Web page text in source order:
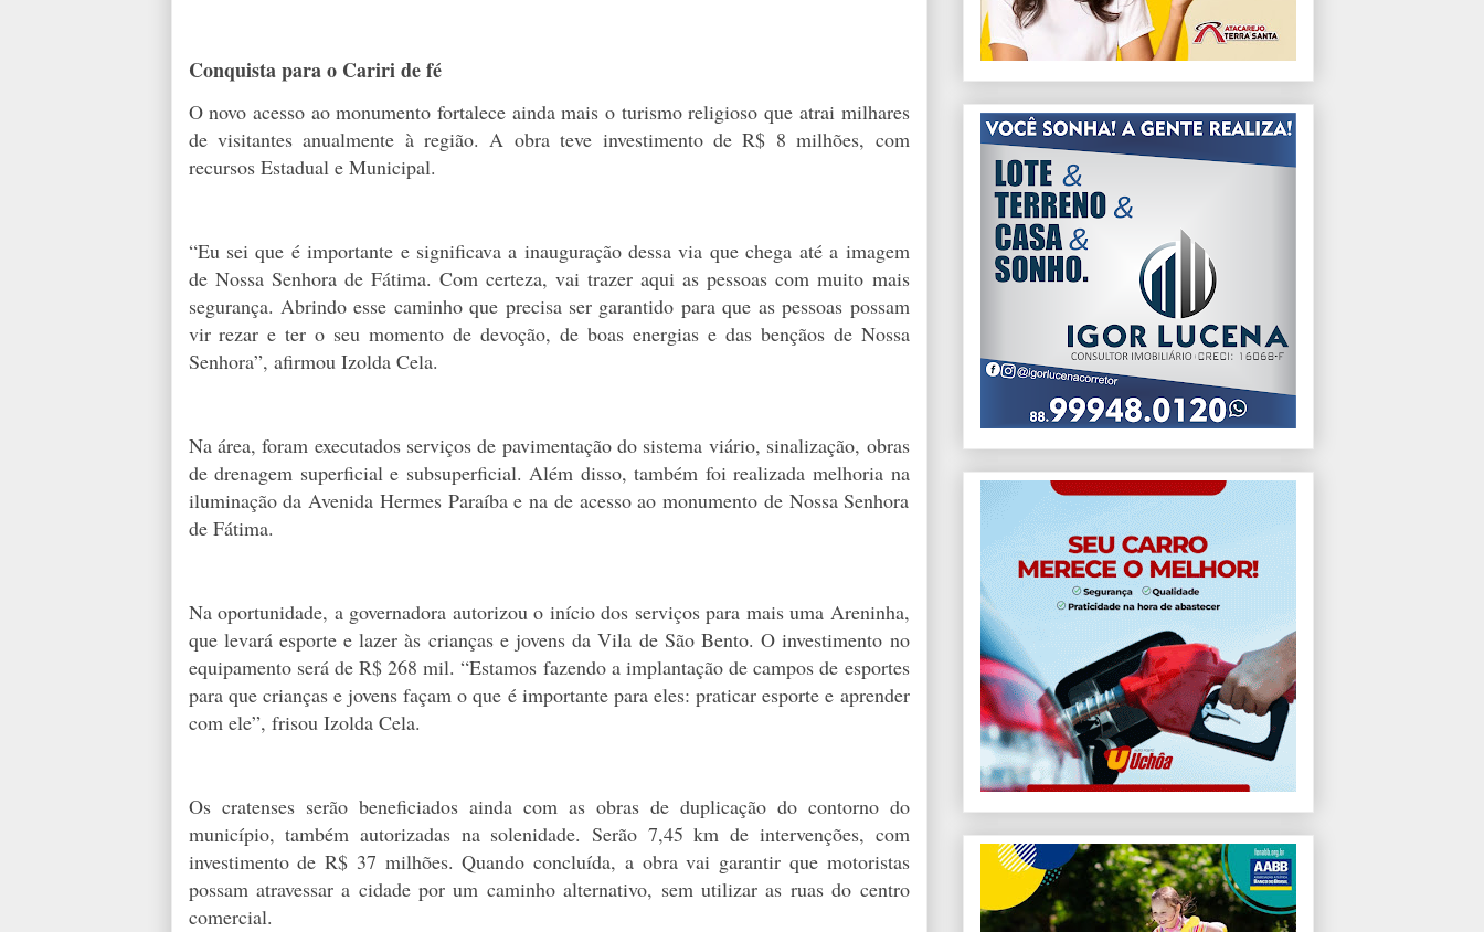
Conquista para o Cariri de fé
O novo acesso ao monumento fortalece ainda mais o turismo religioso que atrai milhares
de visitantes anualmente à região. A obra teve investimento de R$ 8 milhões, com
recursos Estadual e Municipal.
“Eu sei que é importante e significava a inauguração dessa via que chega até a imagem
de Nossa Senhora de Fátima. Com certeza, vai trazer aqui as pessoas com muito mais
segurança. Abrindo esse caminho que precisa ser garantido para que as pessoas possam
vir rezar e ter o seu momento de devoção, de boas energias e das bençãos de Nossa
Senhora”, afirmou Izolda Cela.
Na área, foram executados serviços de pavimentação do sistema viário, sinalização, obras
de drenagem superficial e subsuperficial. Além disso, também foi realizada melhoria na
iluminação da Avenida Hermes Paraíba e na de acesso ao monumento de Nossa Senhora
de Fátima.
Na oportunidade, a governadora autorizou o início dos serviços para mais uma Areninha,
que levará esporte e lazer às crianças e jovens da Vila de São Bento. O investimento no
equipamento será de R$ 268 mil. “Estamos fazendo a implantação de campos de esportes
para que crianças e jovens façam o que é importante para eles: praticar esporte e aprender
com ele”, frisou Izolda Cela.
Os cratenses serão beneficiados ainda com as obras de duplicação do contorno do
município, também autorizadas na solenidade. Serão 7,45 km de intervenções, com
investimento de R$ 37 milhões. Quando concluída, a obra vai garantir que motoristas
possam atravessar a cidade por um caminho alternativo, sem utilizar as ruas do centro
comercial.